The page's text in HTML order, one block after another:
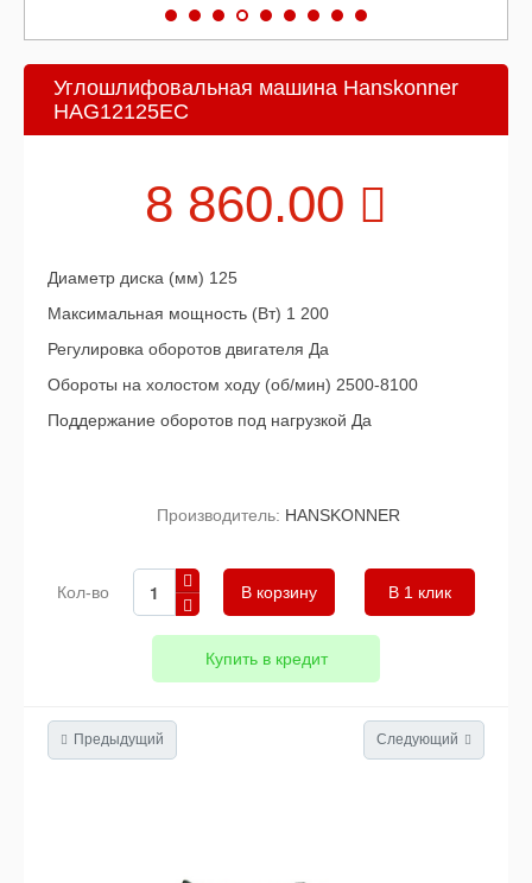
Углошлифовальная машина Hanskonner
HAG12125EC
8 860.00
Диаметр диска (мм) 125
Максимальная мощность (Вт) 1 200
Регулировка оборотов двигателя Да
Обороты на холостом ходу (об/мин) 2500-8100
Поддержание оборотов под нагрузкой Да
Производитель: HANSKONNER
Кол-во В 1 клик
Купить в кредит
Предыдущий Следующий